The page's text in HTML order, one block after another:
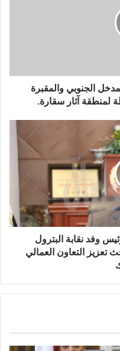
الجنوبي والمقبرة
لمنطقة آثار سقارة.
وفد نقابة البترول
تعزيز التعاون العمالي